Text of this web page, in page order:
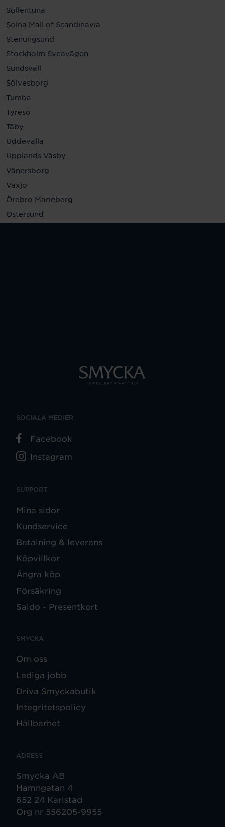
Sollentuna
Solna Mall of Scandinavia
Stenungsund
Stockholm Sveavägen
Sundsvall
Sölvesborg
Tumba
Tyresö
Täby
Uddevalla
Upplands Väsby
Vänersborg
Växjö
Örebro Marieberg
Östersund
SUPPORT
Mina sidor
Kundservice
Betalning & leverans
Köpvillkor
Ångra köp
Försäkring
Saldo - Presentkort
SMYCKA
Om oss
Lediga jobb
Driva Smyckabutik
Integritetspolicy
Hållbarhet
ADRESS
Smycka AB
Hamngatan 4
652 24 Karlstad
Org nr 556205-9955
SOCIALA MEDIER
Facebook
Instagram